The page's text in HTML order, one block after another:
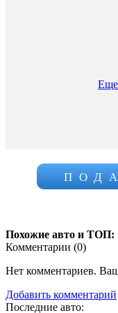
Еще
Похожие авто и ТОП:
Комментарии (0)
Нет комментариев.
Добавить комментарий
Последние авто: